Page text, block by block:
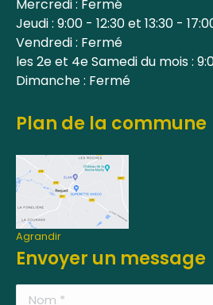
Mercredi : Fermé
Jeudi : 9:00 - 12:30 et 13:30 -
Vendredi : Fermé
les 2e et 4e Samedi du mois :
Dimanche : Fermé
Plan de la commune
Agrandir
Envoyer un message